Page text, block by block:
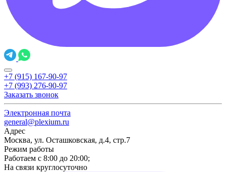
+7 (915) 167-90-97
+7 (993) 276-90-97
Заказать звонок
Электронная почта
general@plexium.ru
Адрес
Москва, ул. Осташковская, д.4, стр.7
Режим работы
Работаем с 8:00 до 20:00;
На связи круглосуточно